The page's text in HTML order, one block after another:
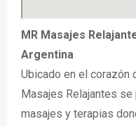
MR Masajes
Argentina
Ubicado en el corazón
Masajes Relajantes
masajes y terapias